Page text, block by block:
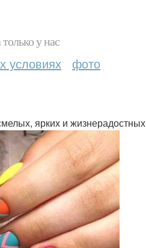
у нас
условиях фото
ярких и жизнерадостных